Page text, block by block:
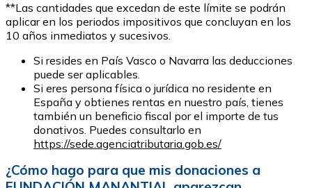
**Las cantidades que excedan de este límite se podrán
aplicar en los periodos impositivos que concluyan en los
10 años inmediatos y sucesivos.
Si resides en País Vasco o Navarra las deducciones
puede ser aplicables.
Si eres persona física o jurídica no residente en
España y obtienes rentas en nuestro país, tienes
también un beneficio fiscal por el importe de tus
donativos. Puedes consultarlo en
https://sede.agenciatributaria.gob.es/
¿Cómo hago para que mis donaciones a